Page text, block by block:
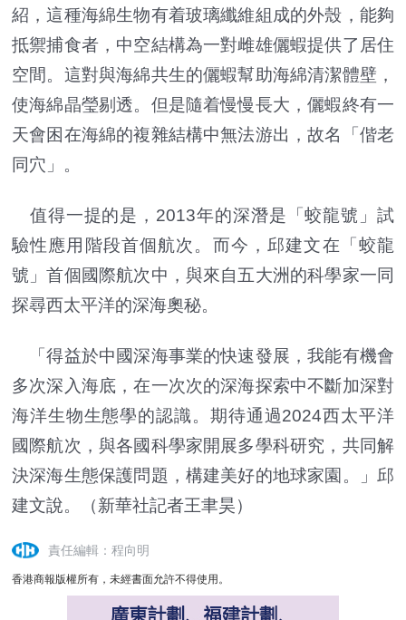
紹，這種海綿生物有着玻璃纖維組成的外殼，能夠
抵禦捕食者，中空結構為一對雌雄儷蝦提供了居住
空間。這對與海綿共生的儷蝦幫助海綿清潔體壁，
使海綿晶瑩剔透。但是隨着慢慢長大，儷蝦終有一
天會困在海綿的複雜結構中無法游出，故名「偕老
同穴」。
值得一提的是，2013年的深潛是「蛟龍號」試
驗性應用階段首個航次。而今，邱建文在「蛟龍
號」首個國際航次中，與來自五大洲的科學家一同
探尋西太平洋的深海奧秘。
「得益於中國深海事業的快速發展，我能有機會
多次深入海底，在一次次的深海探索中不斷加深對
海洋生物生態學的認識。期待通過2024西太平洋
國際航次，與各國科學家開展多學科研究，共同解
決深海生態保護問題，構建美好的地球家園。」邱
建文說。（新華社記者王聿昊）
責任編輯：程向明
香港商報版權所有，未經書面允許不得使用。